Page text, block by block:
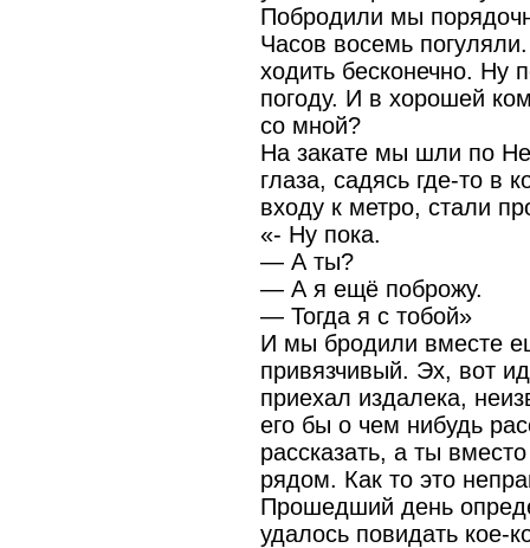
Побродили мы
Часов восемь
ходить бесконечно. Ну
погоду. И в хорошей
со мной?
На закате мы шли по
глаза, садясь где-то в
входу к метро, стали
«- Ну пока.
— А ты?
— А я ещё поброжу.
— Тогда я с тобой»
И мы бродили вместе
привязчивый. Эх, вот
приехал издалека,
его бы о чем нибудь
рассказать, а ты
рядом. Как то это
Прошедший день
удалось повидать